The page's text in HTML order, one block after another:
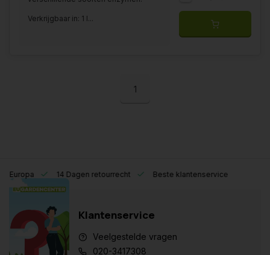
Verkrijgbaar in: 1 l...
1
Europa 14 Dagen retourrecht Beste klantenservice
Klantenservice
Veelgestelde vragen
020-3417308